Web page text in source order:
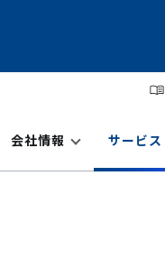
会社情報 サービス